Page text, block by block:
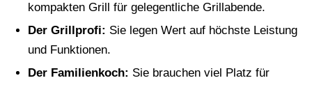
kompakten Grill für gelegentliche Grillabende.
Der Grillprofi: Sie legen Wert auf höchste Leistung
und Funktionen.
Der Familienkoch: Sie brauchen viel Platz für